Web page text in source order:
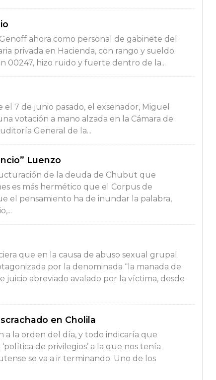
ahora como personal de gabinete del
privada en Hacienda, con rango y sueldo
00247, hizo ruido y fuerte dentro de la...
7 de junio pasado, el exsenador, Miguel
votación a mano alzada en la Cámara de
General de la...
Luenzo
de la deuda de Chubut que
es más hermético que el Corpus de
el pensamiento ha de inundar la palabra,
que en la causa de abuso sexual grupal
por la denominada “la manada de
juicio abreviado avalado por la víctima, desde
en Cholila
a la orden del día, y todo indicaría que
de privilegios’ a la que nos tenía
se va a ir terminando. Uno de los